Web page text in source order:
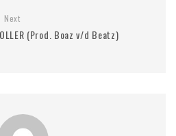
Next
(Prod. Boaz v/d Beatz)